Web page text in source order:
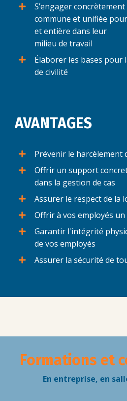
S’engager
commune et unifiée
et entière dans leur
milieu de travail
Élaborer les bases pour
de civilité
AVANTAGES
Prévenir le
Offrir un support
dans la gestion de cas
Assurer le respect de la
Offrir à vos employés
Garantir l'intégrité
de vos employés
Assurer la sécurité de
Formations et
En entreprise, en